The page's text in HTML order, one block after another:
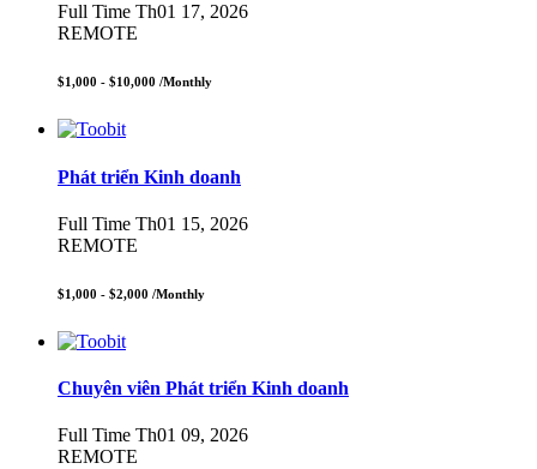
Full Time Th01 17, 2026
REMOTE
$1,000 - $10,000 /Monthly
Phát triển Kinh doanh
Full Time Th01 15, 2026
REMOTE
$1,000 - $2,000 /Monthly
Chuyên viên Phát triển Kinh doanh
Full Time Th01 09, 2026
REMOTE